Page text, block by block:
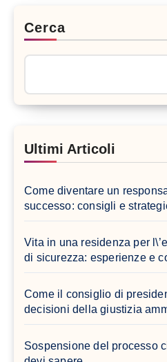
Cerca
Ultimi Articoli
Come diventare un
successo: consigli e
Vita in una residenza per
di sicurezza: esperienze e
Come il consiglio di
decisioni della giustizia
Sospensione del processo